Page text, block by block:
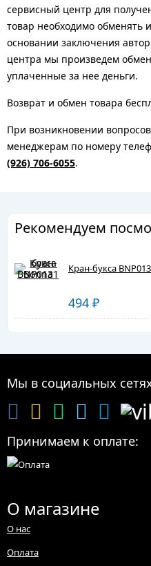
сервисный центр для
товар необходимо обменять
основании заключения
центра мы произведем
уплаченные за нее деньги.
Возврат и обмен товара
При возникновении
менеджерам по номеру
(926) 706-6055.
Рекомендуем
Кран-букса
494 ₽
Мы в социальных
Принимаем к оплате:
О магазине
О нас
Оплата